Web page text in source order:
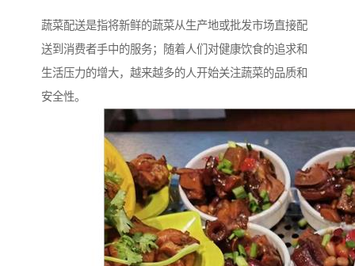
蔬菜配送是指将新鲜的蔬菜从生产地或批发市场直接配
送到消费者手中的服务；随着人们对健康饮食的追求和
生活压力的增大，越来越多的人开始关注蔬菜的品质和
安全性。